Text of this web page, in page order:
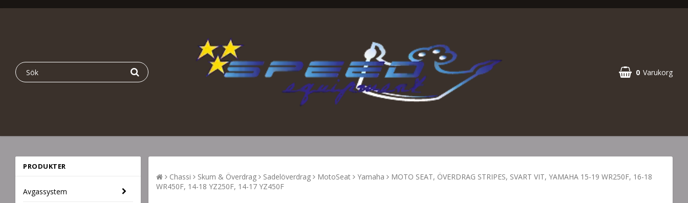
0 Varukorg
PRODUKTER
Avgassystem
Chassi Skum & Överdrag Sadelöverdrag MotoSeat Yamaha
MOTO SEAT, ÖVERDRAG STRIPES, SVART VIT, YAMAHA 15-19 WR250F, 16-18
WR450F, 14-18 YZ250F, 14-17 YZ450F